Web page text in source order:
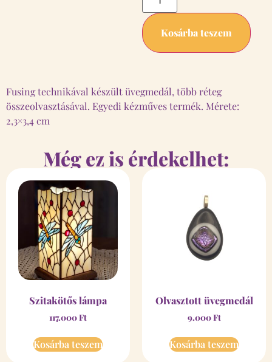
Kosárba teszem
Fusing technikával készült üvegmedál, több réteg
összeolvasztásával. Egyedi kézműves termék. Mérete:
2,3×3,4 cm
Még ez is érdekelhet:
Szitakötős lámpa
117.000Ft
Kosárba teszem
Olvasztott üvegmedál
9.000Ft
Kosárba teszem